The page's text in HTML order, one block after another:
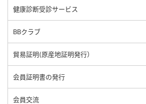
健康診断受診サービス
BBクラブ
貿易証明(原産地証明発行）
会員証明書の発行
会員交流